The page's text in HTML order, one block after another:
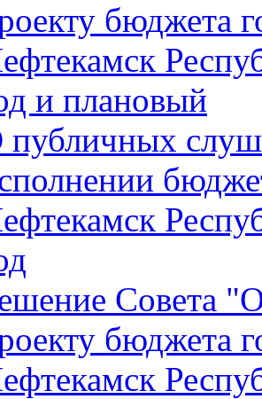
бюджета
и плановый
Совета
бюджета